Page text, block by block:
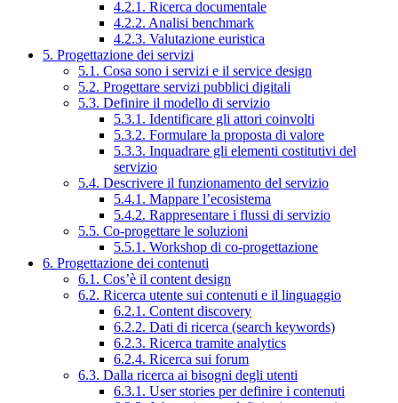
4.2.1. Ricerca documentale
4.2.2. Analisi benchmark
4.2.3. Valutazione euristica
5. Progettazione dei servizi
5.1. Cosa sono i servizi e il service design
5.2. Progettare servizi pubblici digitali
5.3. Definire il modello di servizio
5.3.1. Identificare gli attori coinvolti
5.3.2. Formulare la proposta di valore
5.3.3. Inquadrare gli elementi costitutivi del
servizio
5.4. Descrivere il funzionamento del servizio
5.4.1. Mappare l’ecosistema
5.4.2. Rappresentare i flussi di servizio
5.5. Co-progettare le soluzioni
5.5.1. Workshop di co-progettazione
6. Progettazione dei contenuti
6.1. Cos’è il content design
6.2. Ricerca utente sui contenuti e il linguaggio
6.2.1. Content discovery
6.2.2. Dati di ricerca (search keywords)
6.2.3. Ricerca tramite analytics
6.2.4. Ricerca sui forum
6.3. Dalla ricerca ai bisogni degli utenti
6.3.1. User stories per definire i contenuti